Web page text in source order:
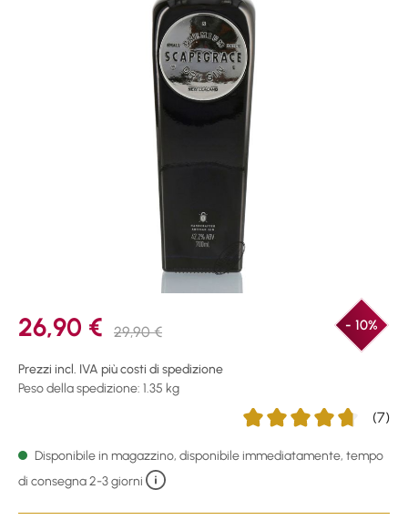
26,90 € 29,90 € - 10%
Prezzi incl. IVA più costi di spedizione
Peso della spedizione: 1.35 kg
(7)
Disponibile in magazzino, disponibile immediatamente, tempo
di consegna 2-3 giorni